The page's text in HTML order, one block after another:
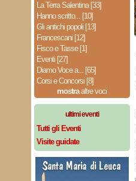
La Terra Salentina [33]
Hanno scritto... [10]
Gli antichi popoli [13]
Francescani [12]
Fisco e Tasse [1]
Eventi [27]
Diamo Voce a... [65]
Corsi e Concorsi [8]
mostraaltre voci
ultimi eventi
Tutti gli Eventi
Visite guidate